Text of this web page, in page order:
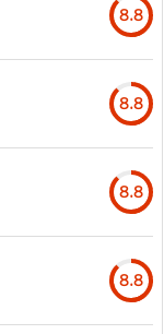
8.8
8.8
8.8
8.8